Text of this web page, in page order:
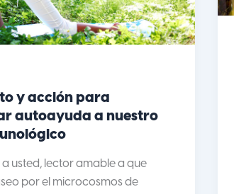
y acción para
autoayuda a nuestro
a usted, lector amable a que
por el microcosmos de